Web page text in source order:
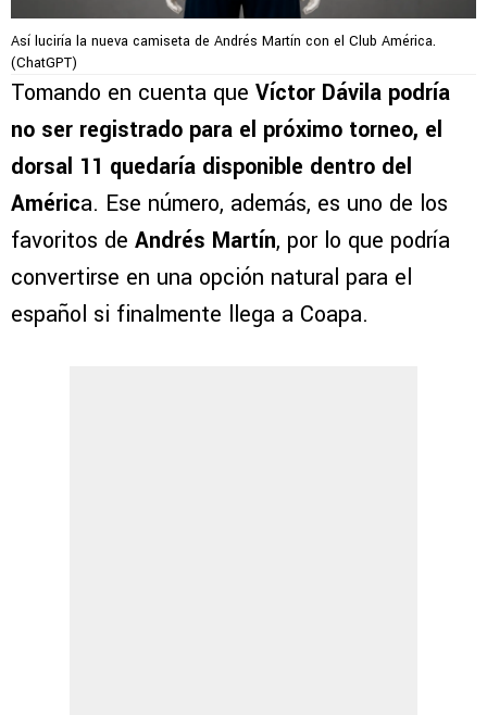
Así luciría la nueva camiseta de Andrés Martín con el Club América.
(ChatGPT)
Tomando en cuenta que Víctor Dávila podría
no ser registrado para el próximo torneo, el
dorsal 11 quedaría disponible dentro del
América. Ese número, además, es uno de los
favoritos de Andrés Martín, por lo que podría
convertirse en una opción natural para el
español si finalmente llega a Coapa.